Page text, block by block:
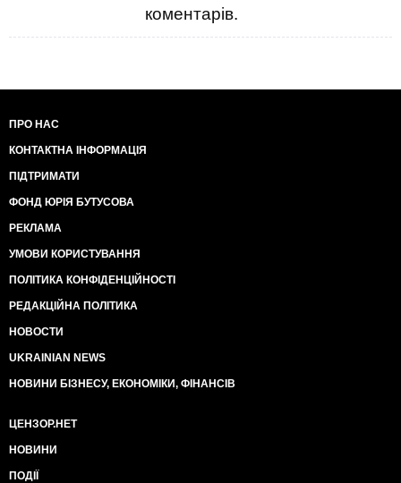
коментарів.
ПРО НАС
КОНТАКТНА ІНФОРМАЦІЯ
ПІДТРИМАТИ
ФОНД ЮРІЯ БУТУСОВА
РЕКЛАМА
УМОВИ КОРИСТУВАННЯ
ПОЛІТИКА КОНФІДЕНЦІЙНОСТІ
РЕДАКЦІЙНА ПОЛІТИКА
НОВОСТИ
UKRAINIAN NEWS
НОВИНИ БІЗНЕСУ, ЕКОНОМІКИ, ФІНАНСІВ
ЦЕНЗОР.НЕТ
НОВИНИ
ПОДІЇ